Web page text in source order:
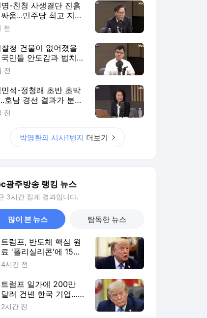
명-친청 사생결단 진흙
움...민주당 최고 지도
봉숭아학당 되나?"[박
전
찰청 건물이 없어졌을
민들 안도감과 법치
도 붕괴"[박영환의 시
전
민석-정청래 초반 초박
호남 경선 결과가 분수
박영환의 시사1번지]
전
박영환의 시사1번지 더보기
광주방송 랭킹 뉴스
3시간 집계 결과입니다.
많이 본 뉴스 탐독한 뉴스
트럼프, 반도체 핵심 원
료 '폴리실리콘'에 15%
관세 포고령 서명
4시간 전
트럼프 일가에 200만
달러 건넨 한국 기업…
美 민주당 "잠재적 뇌물"
2시간 전